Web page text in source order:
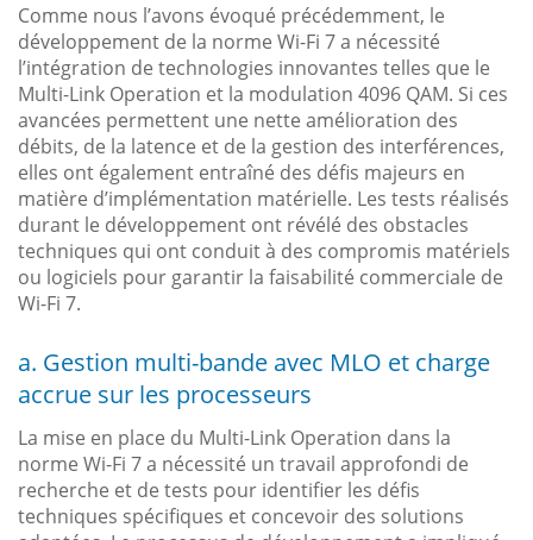
Comme nous l’avons évoqué précédemment, le
développement de la norme Wi-Fi 7 a nécessité
l’intégration de technologies innovantes telles que le
Multi-Link Operation et la modulation 4096 QAM. Si ces
avancées permettent une nette amélioration des
débits, de la latence et de la gestion des interférences,
elles ont également entraîné des défis majeurs en
matière d’implémentation matérielle. Les tests réalisés
durant le développement ont révélé des obstacles
techniques qui ont conduit à des compromis matériels
ou logiciels pour garantir la faisabilité commerciale de
Wi-Fi 7.
a. Gestion multi-bande avec MLO et charge
accrue sur les processeurs
La mise en place du Multi-Link Operation dans la
norme Wi-Fi 7 a nécessité un travail approfondi de
recherche et de tests pour identifier les défis
techniques spécifiques et concevoir des solutions